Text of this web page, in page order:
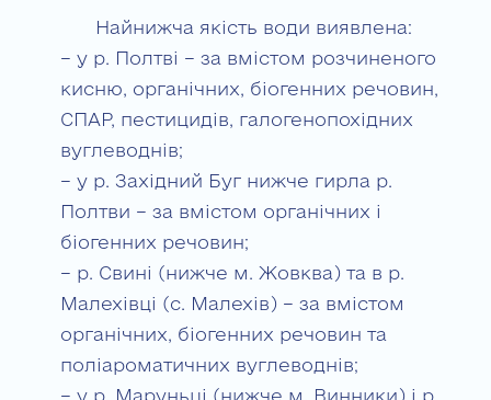
Найнижча якість води виявлена:
– у р. Полтві – за вмістом розчиненого
кисню, органічних, біогенних речовин,
СПАР, пестицидів, галогенопохідних
вуглеводнів;
– у р. Західний Буг нижче гирла р.
Полтви – за вмістом органічних і
біогенних речовин;
– р. Свині (нижче м. Жовква) та в р.
Малехівці (с. Малехів) – за вмістом
органічних, біогенних речовин та
поліароматичних вуглеводнів;
– у р. Маруньці (нижче м. Винники) і р.